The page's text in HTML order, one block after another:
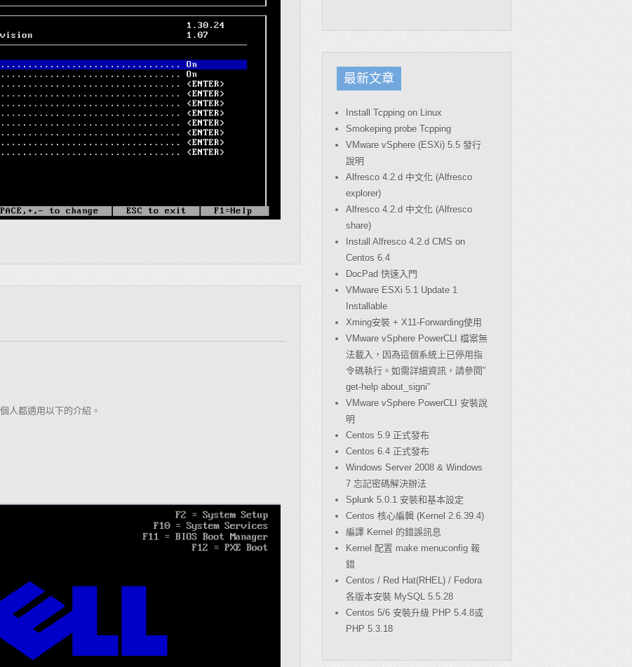
人都適用以下的介紹。
最新文章
Install Tcpping on Linux
Smokeping probe Tcpping
VMware vSphere (ESXi) 5.5 發行
說明
Alfresco 4.2.d 中文化 (Alfresco
explorer)
Alfresco 4.2.d 中文化 (Alfresco
share)
Install Alfresco 4.2.d CMS on
Centos 6.4
DocPad 快速入門
VMware ESXi 5.1 Update 1
Installable
Xming安裝 + X11-Forwarding使用
VMware vSphere PowerCLI 檔案無
法載入，因為這個系統上已停用指
令碼執行。如需詳細資訊，請參閱”
get-help about_signi”
VMware vSphere PowerCLI 安裝說
明
Centos 5.9 正式發布
Centos 6.4 正式發布
Windows Server 2008 & Windows
7 忘記密碼解決辦法
Splunk 5.0.1 安裝和基本設定
Centos 核心編輯 (Kernel 2.6.39.4)
編譯 Kernel 的錯誤訊息
Kernel 配置 make menuconfig 報
錯
Centos / Red Hat(RHEL) / Fedora
各版本安裝 MySQL 5.5.28
Centos 5/6 安裝升級 PHP 5.4.8或
PHP 5.3.18